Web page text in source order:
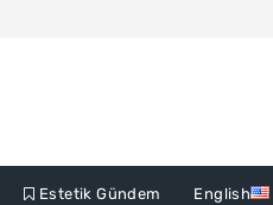
Estetik Gündem English